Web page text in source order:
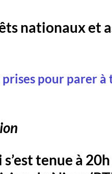
nationaux et
pour parer à
tenue à